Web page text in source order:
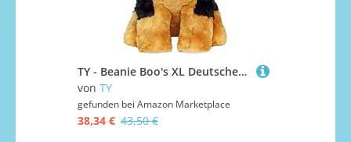
TY - Beanie Boo's XL Deutscher Schäferhund Spirit - 42 cm
von TY
gefunden bei Amazon Marketplace
38,34 € 43,50 €